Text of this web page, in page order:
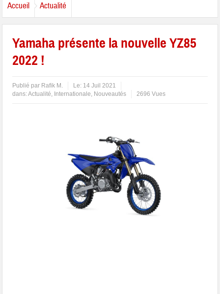
Accueil Actualité
Yamaha présente la nouvelle YZ85
2022 !
Publié par Rafik M. Le: 14 Juil 2021
dans:Actualité, Internationale, Nouveautés 2696 Vues